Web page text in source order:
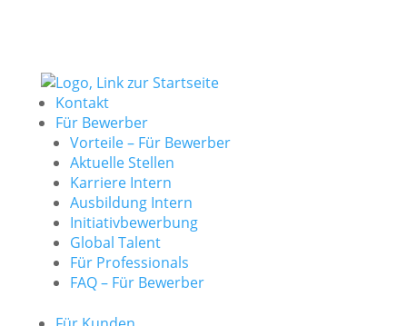
Kontakt
Für Bewerber
Vorteile – Für Bewerber
Aktuelle Stellen
Karriere Intern
Ausbildung Intern
Initiativbewerbung
Global Talent
Für Professionals
FAQ – Für Bewerber